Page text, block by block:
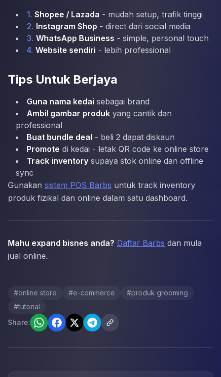
1. Shopee / Lazada - mudah setup, trafik tinggi
2. Instagram Shop - direct dari social media
3. WhatsApp Business - simple, personal touch
4. Website sendiri - lebih professional
Tips Untuk Berjaya
Guna nama kedai sebagai brand
Ambil gambar produk yang cantik dan
professional
Buat bundle deal - beli 2 dapat diskaun
Promote di kedai - letak QR code ke online store
Track inventory supaya stok online dan offline
sync
Gunakan sistem POS Barbs untuk track inventory
produk fizikal dan online dalam satu dashboard.
Mahu expand bisnes anda? Daftar Barbs dan mula
jual online.
#online store #e-commerce #produk grooming
#tutorial
Share: